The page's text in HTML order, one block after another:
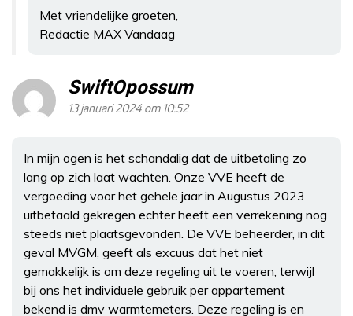
Met vriendelijke groeten,
Redactie MAX Vandaag
SwiftOpossum
13 januari 2024 om 10:52
In mijn ogen is het schandalig dat de uitbetaling zo
lang op zich laat wachten. Onze VVE heeft de
vergoeding voor het gehele jaar in Augustus 2023
uitbetaald gekregen echter heeft een verrekening nog
steeds niet plaatsgevonden. De VVE beheerder, in dit
geval MVGM, geeft als excuus dat het niet
gemakkelijk is om deze regeling uit te voeren, terwijl
bij ons het individuele gebruik per appartement
bekend is dmv warmtemeters. Deze regeling is en